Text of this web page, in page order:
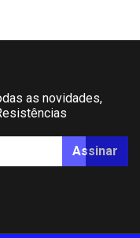
as novidades,
Assinar